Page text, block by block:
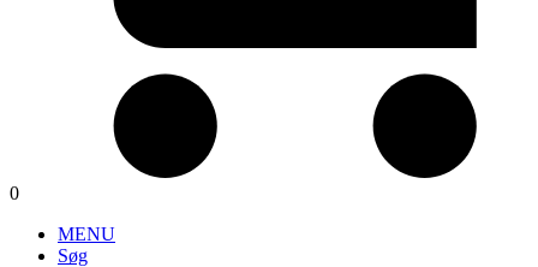
0
MENU
Søg